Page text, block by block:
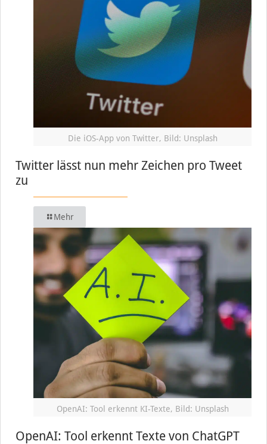
Die iOS-App von Twitter, Bild: Unsplash
Twitter lässt nun mehr Zeichen pro Tweet
zu
Mehr
OpenAI: Tool erkennt KI-Texte, Bild: Unsplash
OpenAI: Tool erkennt Texte von ChatGPT